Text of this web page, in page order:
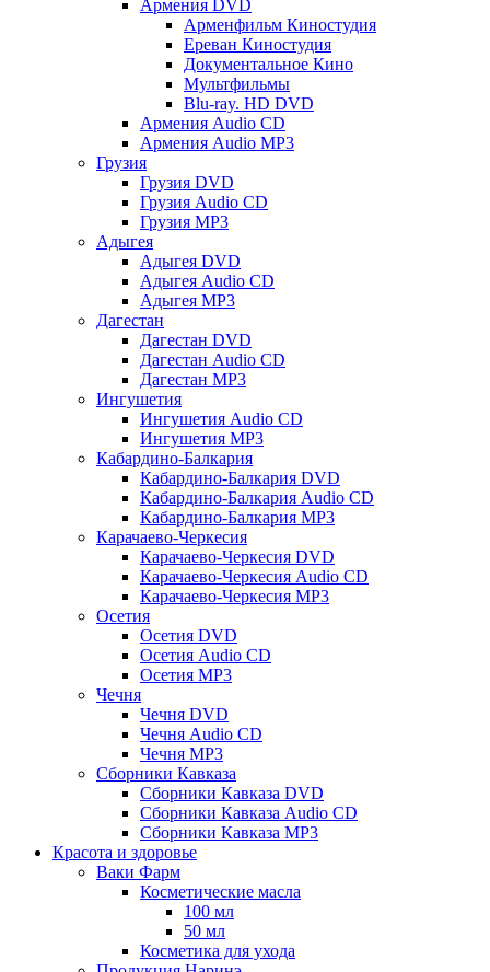
Армения DVD
Арменфильм Киностудия
Ереван Киностудия
Документальное Кино
Мультфильмы
Blu-ray. HD DVD
Армения Audio CD
Армения Audio MP3
Грузия
Грузия DVD
Грузия Audio CD
Грузия MP3
Адыгея
Адыгея DVD
Адыгея Audio CD
Адыгея MP3
Дагестан
Дагестан DVD
Дагестан Audio CD
Дагестан MP3
Ингушетия
Ингушетия Audio CD
Ингушетия MP3
Кабардино-Балкария
Кабардино-Балкария DVD
Кабардино-Балкария Audio CD
Кабардино-Балкария MP3
Карачаево-Черкесия
Карачаево-Черкесия DVD
Карачаево-Черкесия Audio CD
Карачаево-Черкесия MP3
Осетия
Осетия DVD
Осетия Audio CD
Осетия MP3
Чечня
Чечня DVD
Чечня Audio CD
Чечня MP3
Сборники Кавказа
Сборники Кавказа DVD
Сборники Кавказа Audio CD
Сборники Кавказа MP3
Красота и здоровье
Ваки Фарм
Косметические масла
100 мл
50 мл
Косметика для ухода